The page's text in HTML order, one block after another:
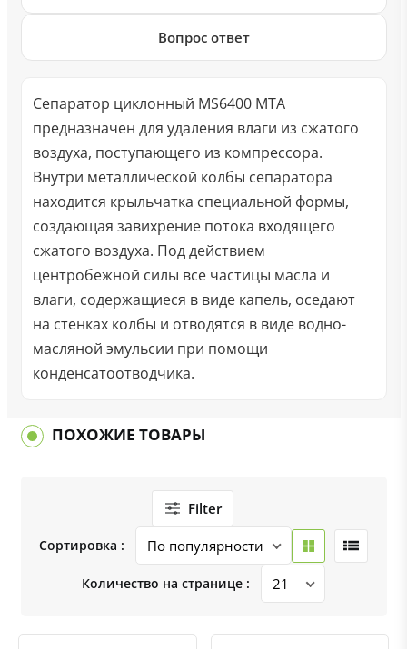
Вопрос ответ
Сепаратор циклонный MS6400 MTA
предназначен для удаления влаги из сжатого
воздуха, поступающего из компрессора.
Внутри металлической колбы сепаратора
находится крыльчатка специальной формы,
создающая завихрение потока входящего
сжатого воздуха. Под действием
центробежной силы все частицы масла и
влаги, содержащиеся в виде капель, оседают
на стенках колбы и отводятся в виде водно-
масляной эмульсии при помощи
конденсатоотводчика.
ПОХОЖИЕ ТОВАРЫ
Filter
Сортировка :
Количество на странице :